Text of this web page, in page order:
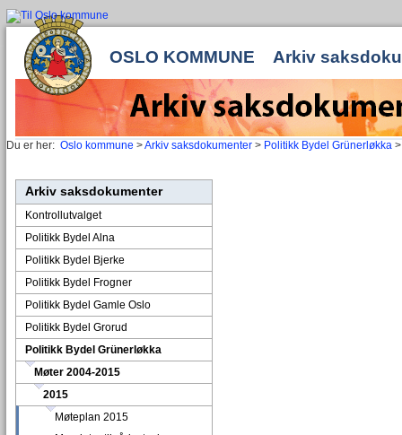
OSLO KOMMUNE Arkiv
Du er her: Oslo kommune >Arkiv saksdokumenter > Politikk Bydel Grünerløkka
Arkiv saksdokumenter
Kontrollutvalget
Politikk Bydel Alna
Politikk Bydel Bjerke
Politikk Bydel Frogner
Politikk Bydel Gamle Oslo
Politikk Bydel Grorud
Politikk Bydel Grünerløkka
Møter 2004-2015
2015
Møteplan 2015